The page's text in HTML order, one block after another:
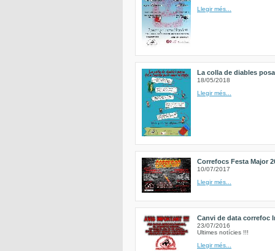
Llegir més...
La colla de diables
18/05/2018
Llegir més...
Correfocs Festa Major
10/07/2017
Llegir més...
Canvi de data correfoc
23/07/2016
Ultimes notícies !!!
Llegir més...